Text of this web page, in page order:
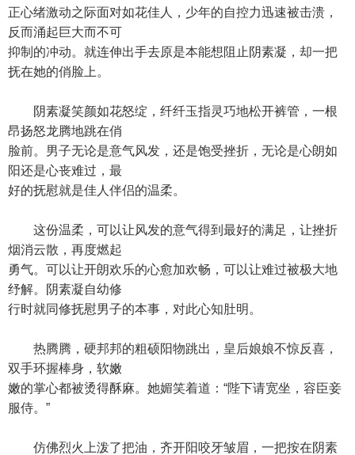
正心绪激动之际面对如花佳人，少年的自控力迅速被击溃，
反而涌起巨大而不可
抑制的冲动。就连伸出手去原是本能想阻止阴素凝，却一把
抚在她的俏脸上。
阴素凝笑颜如花怒绽，纤纤玉指灵巧地松开裤管，一根
昂扬怒龙腾地跳在俏
脸前。男子无论是意气风发，还是饱受挫折，无论是心朗如
阳还是心丧难过，最
好的抚慰就是佳人伴侣的温柔。
这份温柔，可以让风发的意气得到最好的满足，让挫折
烟消云散，再度燃起
勇气。可以让开朗欢乐的心愈加欢畅，可以让难过被极大地
纾解。阴素凝自幼修
行时就同修抚慰男子的本事，对此心知肚明。
热腾腾，硬邦邦的粗硕阳物跳出，皇后娘娘不惊反喜，
双手环握棒身，软嫩
嫩的掌心都被烫得酥麻。她媚笑着道：“陛下请宽坐，容臣妾
服侍。”
仿佛烈火上泼了把油，齐开阳咬牙皱眉，一把按在阴素